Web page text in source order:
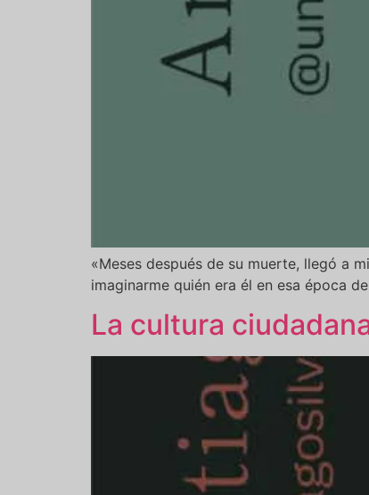
«Meses después de su muerte, llegó a
imaginarme quién era él en esa época
La cultura